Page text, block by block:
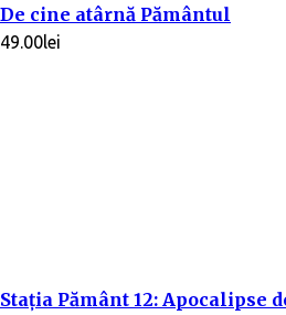
De cine atârnă Pământul
49.00 lei
Stația Pământ 12: